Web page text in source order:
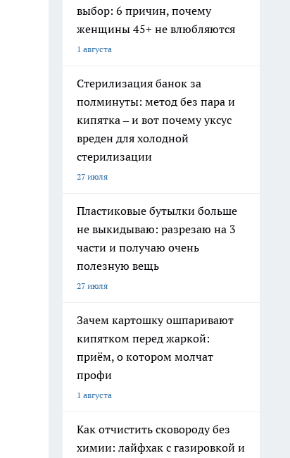
выбор: 6 причин, почему
женщины 45+ не влюбляются
1 августа
Стерилизация банок за
полминуты: метод без пара и
кипятка – и вот почему уксус
вреден для холодной
стерилизации
27 июля
Пластиковые бутылки больше
не выкидываю: разрезаю на 3
части и получаю очень
полезную вещь
27 июля
Зачем картошку ошпаривают
кипятком перед жаркой:
приём, о котором молчат
профи
1 августа
Как отчистить сковороду без
химии: лайфхак с газировкой и